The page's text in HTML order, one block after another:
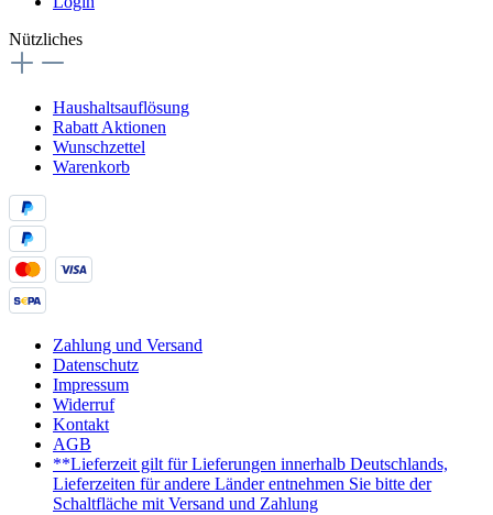
Nützliches
Haushaltsauflösung
Rabatt Aktionen
Wunschzettel
Warenkorb
Zahlung und Versand
Datenschutz
Impressum
Widerruf
Kontakt
AGB
**Lieferzeit gilt für Lieferungen innerhalb Deutschlands,
Lieferzeiten für andere Länder entnehmen Sie bitte der
Schaltfläche mit Versand und Zahlung